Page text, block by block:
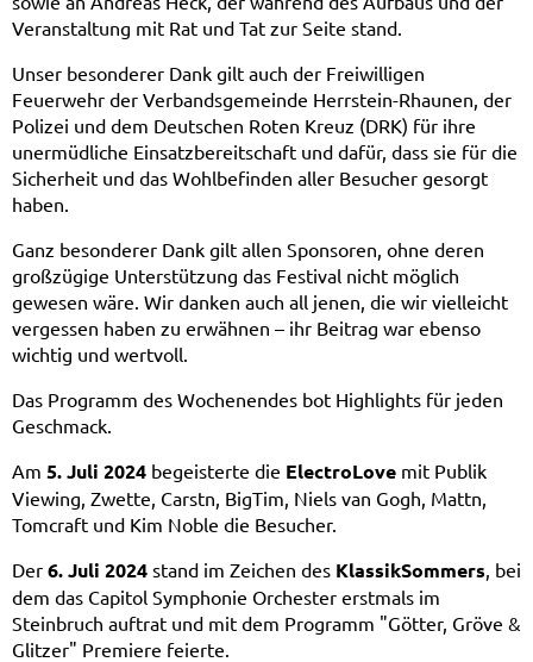
Veranstaltung mit Rat und Tat zur Seite stand.
Unser besonderer Dank gilt auch der Freiwilligen
Feuerwehr der Verbandsgemeinde Herrstein-Rhaunen, der
Polizei und dem Deutschen Roten Kreuz (DRK) für ihre
unermüdliche Einsatzbereitschaft und dafür, dass sie für die
Sicherheit und das Wohlbefinden aller Besucher gesorgt
haben.
Ganz besonderer Dank gilt allen Sponsoren, ohne deren
großzügige Unterstützung das Festival nicht möglich
gewesen wäre. Wir danken auch all jenen, die wir vielleicht
vergessen haben zu erwähnen – ihr Beitrag war ebenso
wichtig und wertvoll.
Das Programm des Wochenendes bot Highlights für jeden
Geschmack.
Am 5. Juli 2024 begeisterte die ElectroLove mit Publik
Viewing, Zwette, Carstn, BigTim, Niels van Gogh, Mattn,
Tomcraft und Kim Noble die Besucher.
Der 6. Juli 2024 stand im Zeichen des KlassikSommers, bei
dem das Capitol Symphonie Orchester erstmals im
Steinbruch auftrat und mit dem Programm "Götter, Gröve &
Glitzer" Premiere feierte.